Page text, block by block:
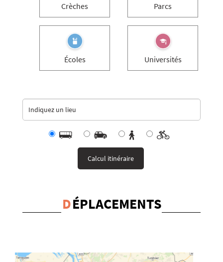
Crèches Parcs
Écoles Universités
DÉPLACEMENTS